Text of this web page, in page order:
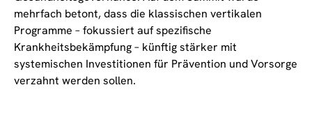
mehrfach betont, dass die klassischen vertikalen
Programme – fokussiert auf spezifische
Krankheitsbekämpfung – künftig stärker mit
systemischen Investitionen für Prävention und Vorsorge
verzahnt werden sollen.